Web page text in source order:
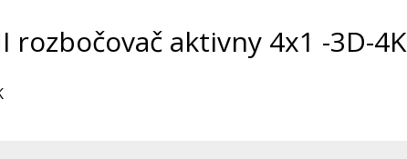
rozbočovač aktivny 4x1 -3D-4K